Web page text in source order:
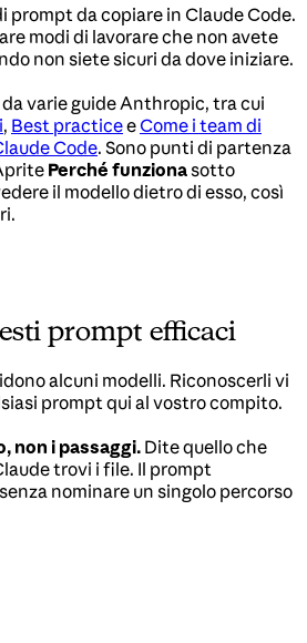
prompt da copiare in Claude Code.
modi di lavorare che non avete
non siete sicuri da dove iniziare.
varie guide Anthropic, tra cui
, Best practiceeCome i team di
Code. Sono punti di partenza
Perché funzionasotto
il modello dietro di esso, così
prompt efficaci
alcuni modelli. Riconoscerli vi
prompt qui al vostro compito.
non i passaggi. Dite quello che
trovi i file. Il prompt
nominare un singolo percorso